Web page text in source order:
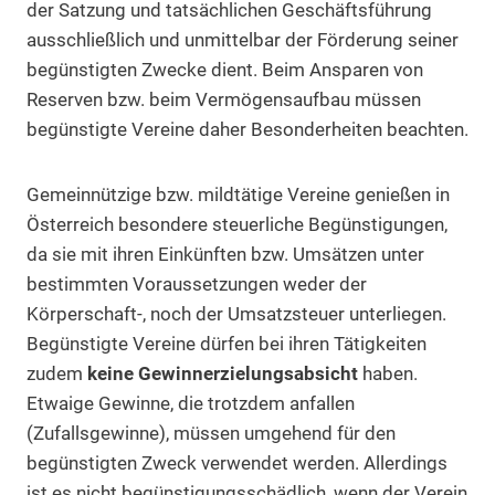
der Satzung und tatsächlichen Geschäftsführung
ausschließlich und unmittelbar der Förderung seiner
begünstigten Zwecke dient. Beim Ansparen von
Reserven bzw. beim Vermögensaufbau müssen
begünstigte Vereine daher Besonderheiten beachten.
Gemeinnützige bzw. mildtätige Vereine genießen in
Österreich besondere steuerliche Begünstigungen,
da sie mit ihren Einkünften bzw. Umsätzen unter
bestimmten Voraussetzungen weder der
Körperschaft-, noch der Umsatzsteuer unterliegen.
Begünstigte Vereine dürfen bei ihren Tätigkeiten
zudem keine Gewinnerzielungsabsicht haben.
Etwaige Gewinne, die trotzdem anfallen
(Zufallsgewinne), müssen umgehend für den
begünstigten Zweck verwendet werden. Allerdings